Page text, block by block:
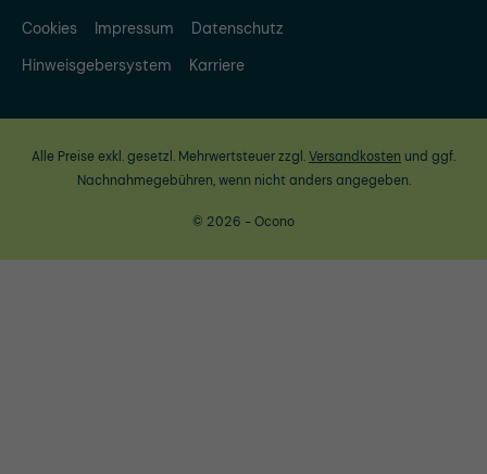
Cookies Impressum
Datenschutz
Hinweisgebersystem
Karriere
Alle Preise exkl. gesetzl. Mehrwertsteuer zzgl.Versandkosten und ggf.
Nachnahmegebühren, wenn nicht anders angegeben.
© 2026 - Ocono